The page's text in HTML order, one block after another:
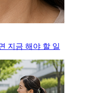
지금 해야 할 일